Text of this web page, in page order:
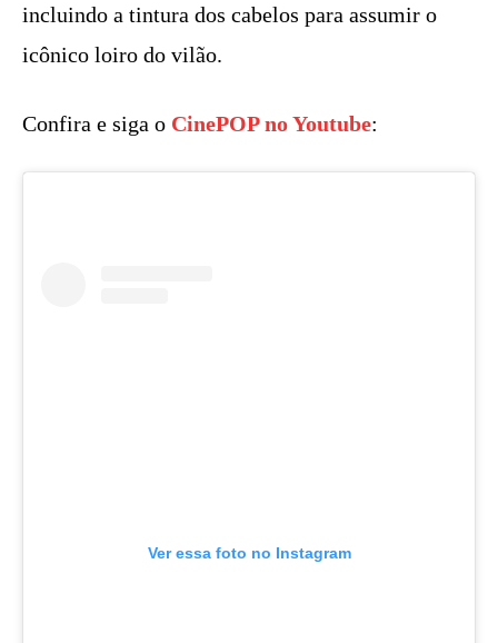
incluindo a tintura dos cabelos para assumir o
icônico loiro do vilão.
Confira e siga o CinePOP no Youtube:
Ver essa foto no Instagram